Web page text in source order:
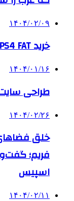
۱۴۰۴/۰۲/۰۹
خرید PS4 FAT
۱۴۰۴/۰۱/۱۶
طراحی
۱۴۰۴/۰۲/۲۶
خلق
فریم؛
اسپیس
۱۴۰۴/۰۲/۱۱